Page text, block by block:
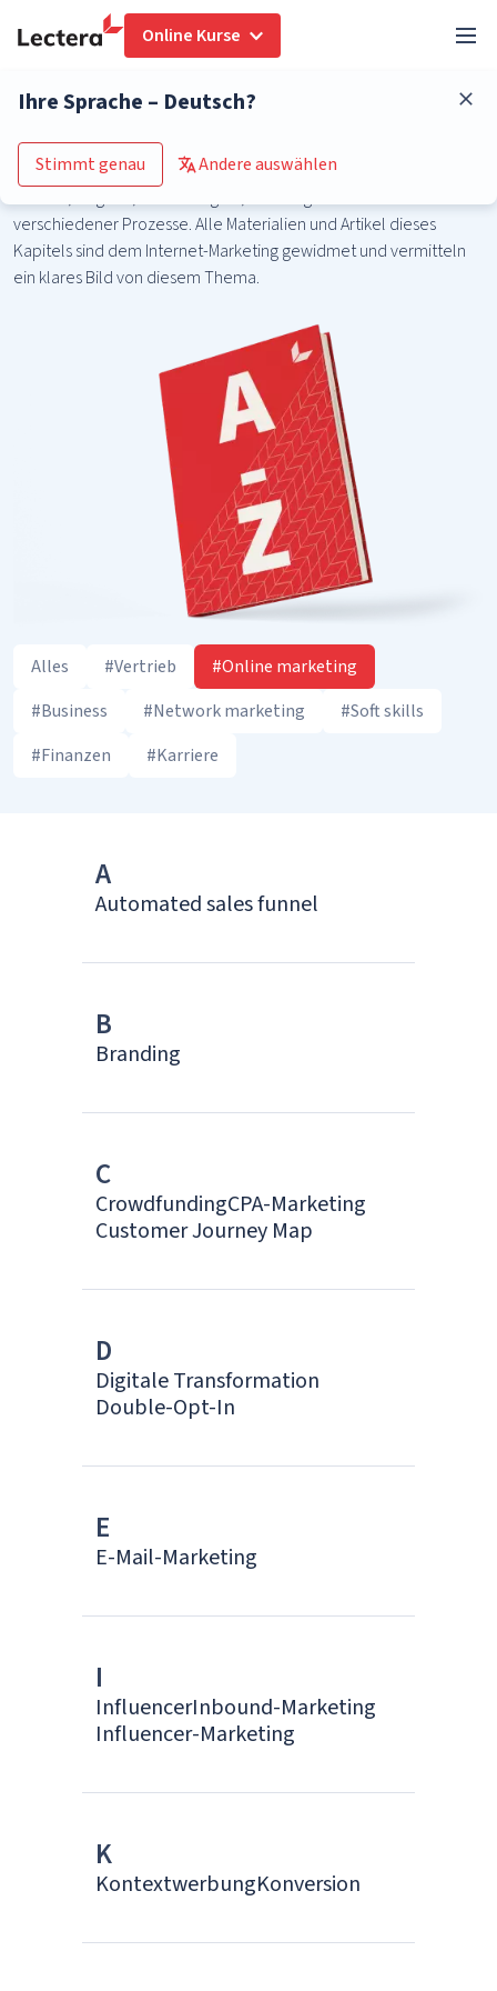
Online Kurse
Ihre Sprache – Deutsch?
Stimmt genau Andere auswählen
Online marketing
Hier finden Sie alles, was Sie über Digital-Marketing wissen sollen:
verschiedener Prozesse. Alle Materialien und Artikel dieses
Kapitels sind dem Internet-Marketing gewidmet und vermitteln
ein klares Bild von diesem Thema.
Alles #Vertrieb
#Online marketing
#Business
#Network marketing
#Soft skills
#Finanzen
#Karriere
A
Automated sales funnel
B
Branding
C
CrowdfundingCPA-Marketing
Customer Journey Map
D
Digitale Transformation
Double-Opt-In
E
E-Mail-Marketing
I
InfluencerInbound-Marketing
Influencer-Marketing
K
KontextwerbungKonversion